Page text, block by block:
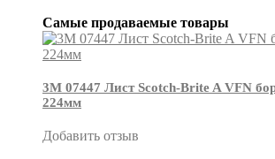
Самые продаваемые товары
3М 07447 Лист Scotch-Brite A VFN
224мм
Добавить отзыв